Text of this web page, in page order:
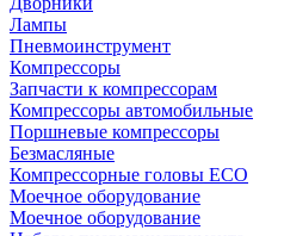
Лампы
Пневмоинструмент
Компрессоры
Запчасти к компрессорам
Компрессоры автомобильные
Поршневые компрессоры
Безмасляные
Компрессорные головы ECO
Моечное оборудование
Моечное оборудование